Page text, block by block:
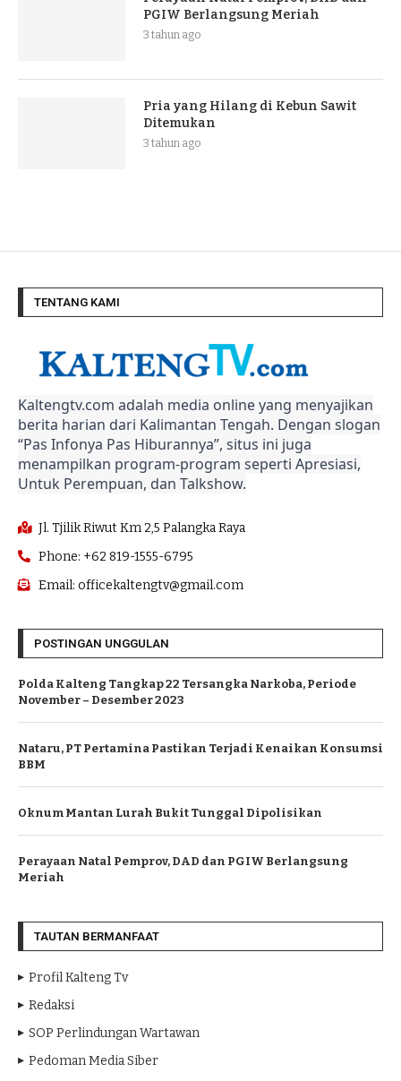
PGIW Berlangsung Meriah
3 tahun ago
Pria yang Hilang di Kebun Sawit
Ditemukan
3 tahun ago
TENTANG KAMI
Kaltengtv.com adalah media online yang menyajikan
berita harian dari Kalimantan Tengah. Dengan slogan
“Pas Infonya Pas Hiburannya”, situs ini juga
menampilkan program-program seperti Apresiasi,
Untuk Perempuan, dan Talkshow.
Jl. Tjilik Riwut Km 2,5 Palangka Raya
Phone: +62 819-1555-6795
Email: officekaltengtv@gmail.com
POSTINGAN UNGGULAN
Polda Kalteng Tangkap 22 Tersangka Narkoba, Periode
November – Desember 2023
Nataru, PT Pertamina Pastikan Terjadi Kenaikan Konsumsi
BBM
Oknum Mantan Lurah Bukit Tunggal Dipolisikan
Perayaan Natal Pemprov, DAD dan PGIW Berlangsung
Meriah
TAUTAN BERMANFAAT
Profil Kalteng Tv
Redaksi
SOP Perlindungan Wartawan
Pedoman Media Siber